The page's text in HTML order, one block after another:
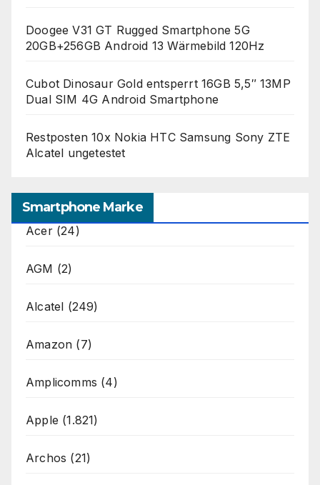
Doogee V31 GT Rugged Smartphone 5G
20GB+256GB Android 13 Wärmebild 120Hz
Cubot Dinosaur Gold entsperrt 16GB 5,5″ 13MP
Dual SIM 4G Android Smartphone
Restposten 10x Nokia HTC Samsung Sony ZTE
Alcatel ungetestet
Smartphone Marke
Acer(24)
AGM (2)
Alcatel (249)
Amazon (7)
Amplicomms (4)
Apple (1.821)
Archos (21)